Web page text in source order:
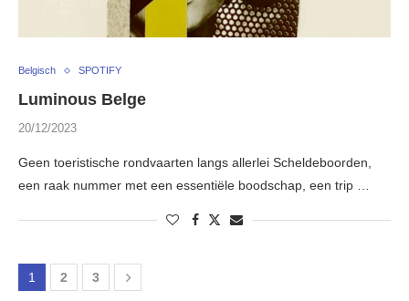
Belgisch SPOTIFY
Luminous Belge
20/12/2023
Geen toeristische rondvaarten langs allerlei Scheldeboorden,
een raak nummer met een essentiële boodschap, een trip …
1 2 3